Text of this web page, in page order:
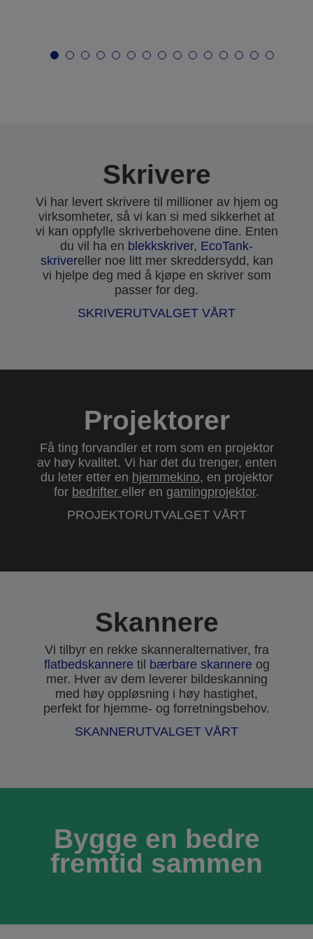
Skrivere
Vi har levert skrivere til millioner av hjem og
virksomheter, så vi kan si med sikkerhet at
vi kan oppfylle skriverbehovene dine. Enten
du vil ha en blekkskriver, EcoTank-
skrivereller noe litt mer skreddersydd, kan
vi hjelpe deg med å kjøpe en skriver som
passer for deg.
SKRIVERUTVALGET VÅRT
Projektorer
Få ting forvandler et rom som en projektor
av høy kvalitet. Vi har det du trenger, enten
du leter etter en hjemmekino, en projektor
for bedrifter eller en gamingprojektor.
PROJEKTORUTVALGET VÅRT
Skannere
Vi tilbyr en rekke skanneralternativer, fra
flatbedskannere til bærbare skannere og
mer. Hver av dem leverer bildeskanning
med høy oppløsning i høy hastighet,
perfekt for hjemme- og forretningsbehov.
SKANNERUTVALGET VÅRT
Bygge en bedre
fremtid sammen